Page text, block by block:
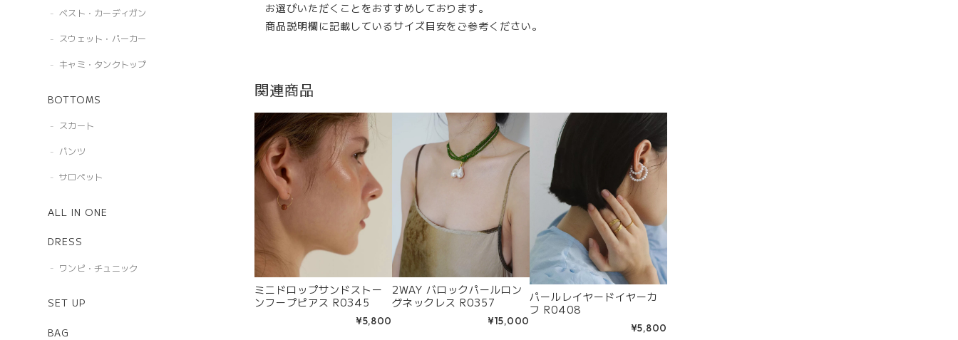
ベスト・カーディガン
スウェット・パーカー
キャミ・タンクトップ
BOTTOMS
スカート
パンツ
サロペット
ALL IN ONE
DRESS
ワンピ・チュニック
SET UP
BAG
お選びいただくことをおすすめしております。
商品説明欄に記載しているサイズ目安をご参考ください。
関連商品
ミニドロップサンドストー
ンフープピアス R0345
¥5,800
2WAY バロックパールロン
グネックレス R0357
¥15,000
パールレイヤードイヤーカ
フ R0408
¥5,800